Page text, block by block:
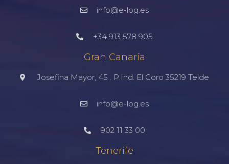
info@e-log.es
+34 913 578 905
Gran Canaría
Josefina Mayor, 45 . P.Ind. El Goro 35219 Telde
info@e-log.es
902 11 33 00
Tenerife